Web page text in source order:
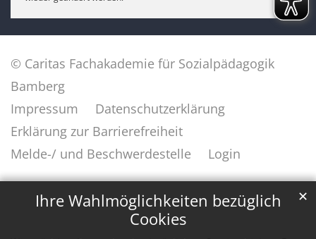
Ihre Wahlmöglichkeiten bezüglich
Cookies
✕
© Caritas Fachakademie für Sozialpädagogik
Bamberg
Impressum
Datenschutzerklärung
Erklärung zur Barrierefreiheit
Melde-/ und Beschwerdestelle
Login